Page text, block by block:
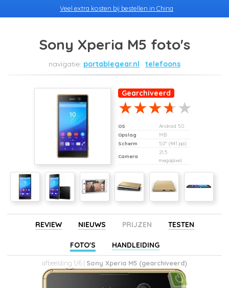
Veel extra kosten bij bestellen in China
Sony Xperia M5 foto's
portablegear.nl telefoons
Gearchiveerd
OS
Android 5.0
Opslag
MB
Scherm
5,0" (441 ppi)
Camera
21,5
megapixel
REVIEW NIEUWS PRIJZEN TESTEN
FOTO'S HANDLEIDING
afbeelding 1/6 | Sony Xperia M5 (gearchiveerd)